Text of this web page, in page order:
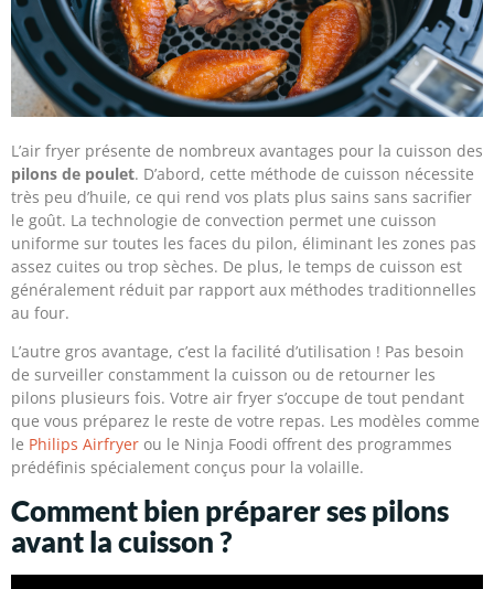
L’air fryer présente de nombreux avantages pour la cuisson des
pilons de poulet. D’abord, cette méthode de cuisson nécessite
très peu d’huile, ce qui rend vos plats plus sains sans sacrifier
le goût. La technologie de convection permet une cuisson
uniforme sur toutes les faces du pilon, éliminant les zones pas
assez cuites ou trop sèches. De plus, le temps de cuisson est
généralement réduit par rapport aux méthodes traditionnelles
au four.
L’autre gros avantage, c’est la facilité d’utilisation ! Pas besoin
de surveiller constamment la cuisson ou de retourner les
pilons plusieurs fois. Votre air fryer s’occupe de tout pendant
que vous préparez le reste de votre repas. Les modèles comme
le Philips Airfryer ou le Ninja Foodi offrent des programmes
prédéfinis spécialement conçus pour la volaille.
Comment bien préparer ses pilons
avant la cuisson ?